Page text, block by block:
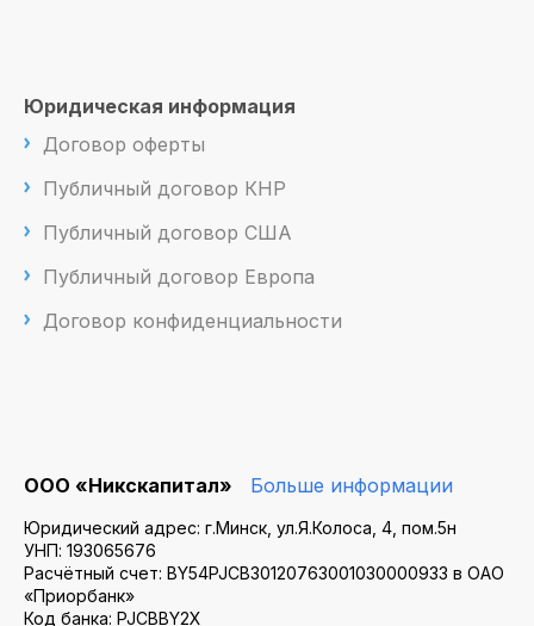
Юридическая информация
Договор оферты
Публичный договор КНР
Публичный договор США
Публичный договор Европа
Договор конфиденциальности
ООО «Никскапитал» Больше информации
Юридический адрес: г.Минск, ул.Я.Колоса, 4, пом.5н
УНП: 193065676
Расчётный счет: BY54PJCB30120763001030000933 в ОАО
«Приорбанк»
Код банка: PJCBBY2X